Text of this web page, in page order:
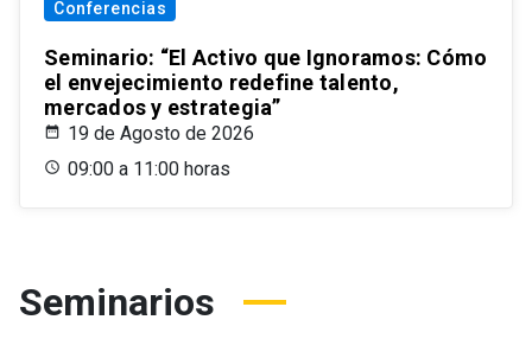
Conferencias
Seminario: “El Activo que Ignoramos: Cómo
el envejecimiento redefine talento,
mercados y estrategia”
19 de Agosto de 2026
09:00 a 11:00 horas
Seminarios